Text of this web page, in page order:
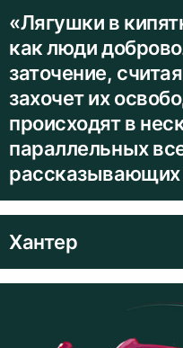
«Лягушки в
как люди
заточение,
захочет их
происходят в
параллельных
Хантер